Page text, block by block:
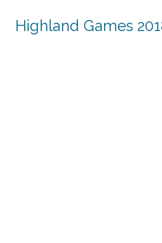
Highland Games